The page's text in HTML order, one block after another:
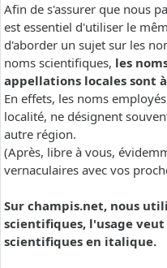
Afin de s'assurer que nous
est essentiel d'utiliser le
d'aborder un sujet sur les
noms scientifiques, les
appellations locales sont
En effets, les noms
localité, ne désignent
autre région.
(Après, libre à vous,
vernaculaires avec vos
Sur champis.net, nous
scientifiques, l'usage
scientifiques en italique.